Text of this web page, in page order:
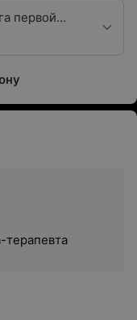
первой
терапевта